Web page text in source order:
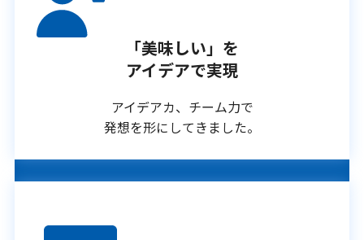
「美味しい」を
アイデアで実現
アイデアカ、チーム力で
発想を形にしてきました。